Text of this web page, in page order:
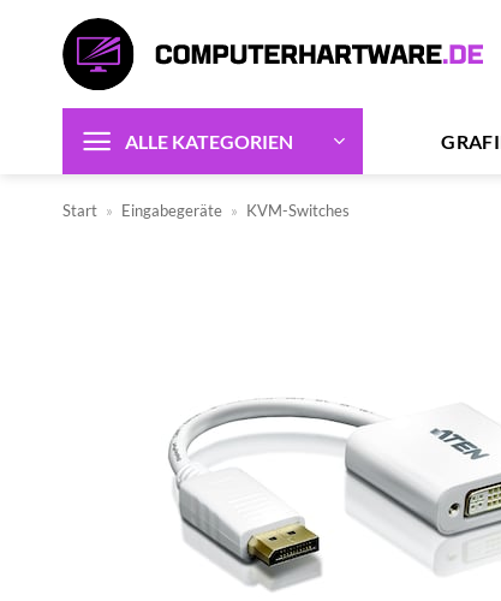
springen
ALLE KATEGORIEN
Start » Eingabegeräte » KVM-Switches